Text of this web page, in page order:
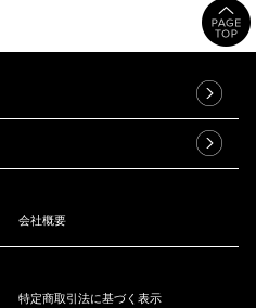
会社概要
特定商取引法に基づく表示